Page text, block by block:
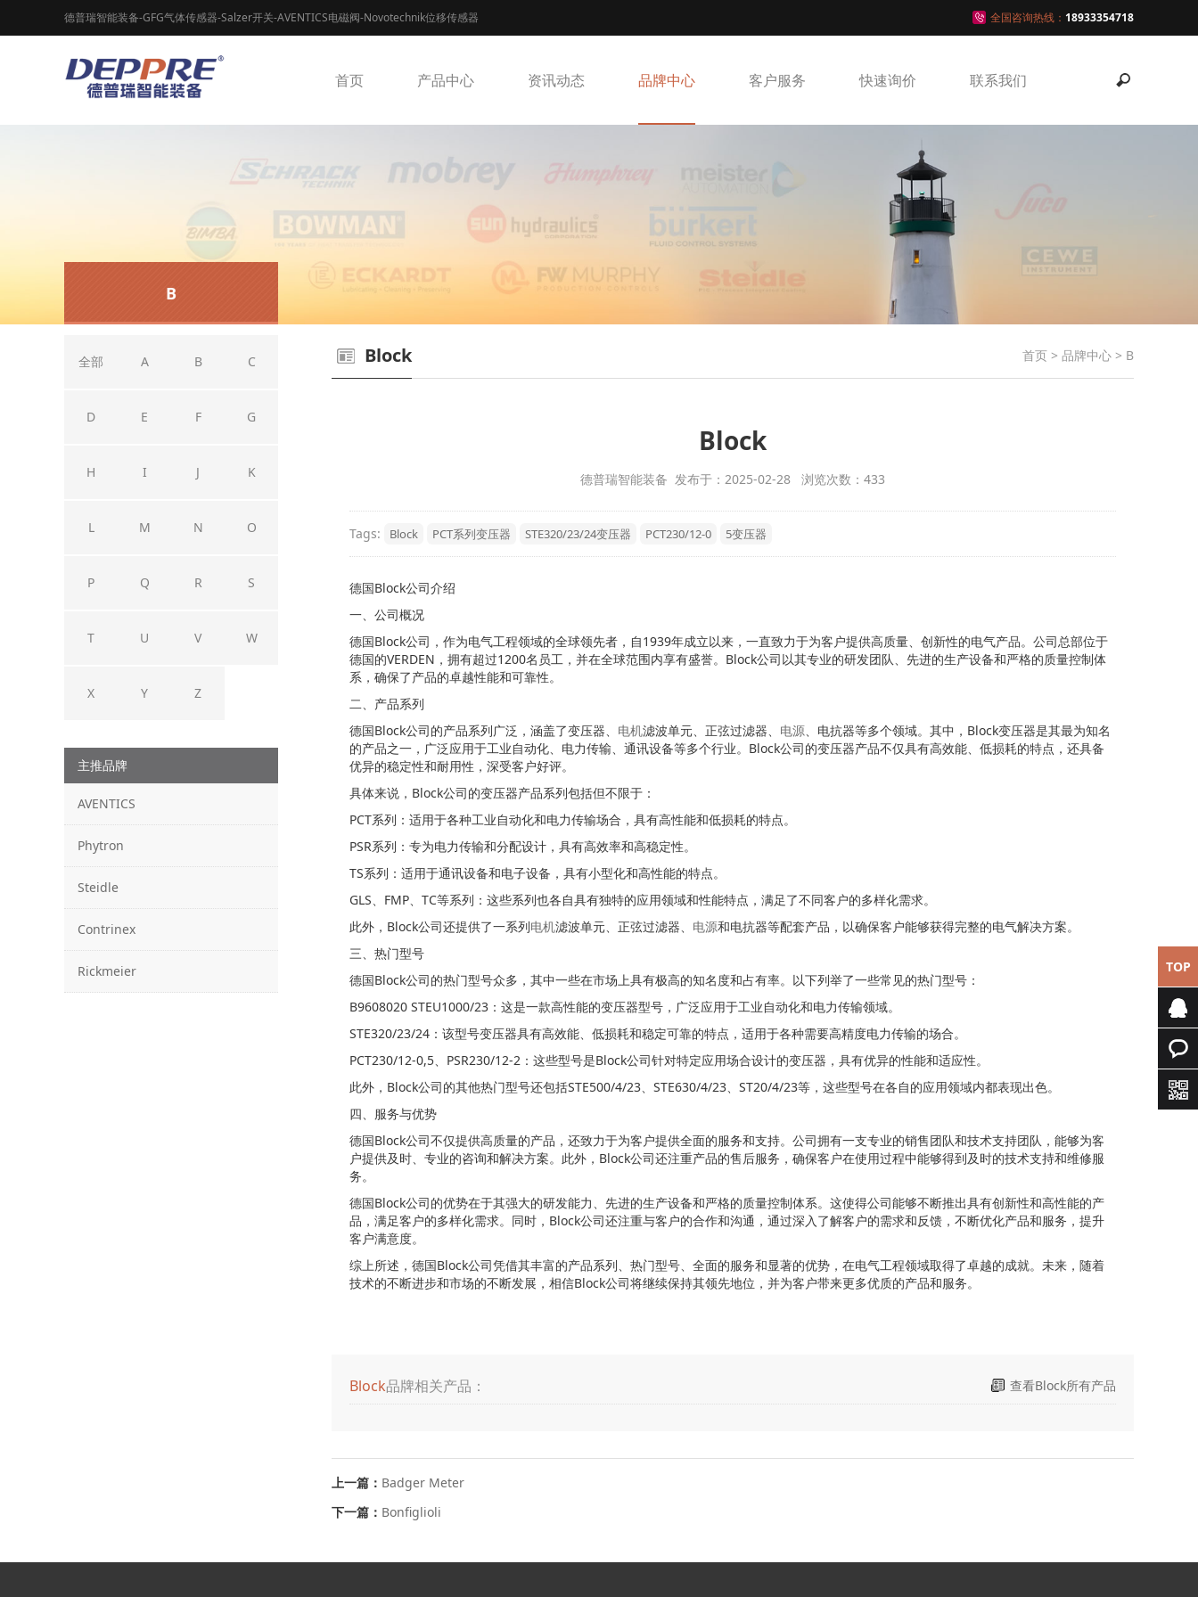
德普瑞智能装备-GFG气体传感器-Salzer开关-AVENTICS电磁阀-Novotechnik位移传感器 全国咨询热线： 18933354718
首页 产品中心 资讯动态 品牌中心 客户服务 快速询价 联系我们
B
全部 A B C
D E F G
H I J K
L M N O
P Q R S
T U V W
X Y Z
主推品牌
AVENTICS
Phytron
Steidle
Contrinex
Rickmeier
Block 首页 > 品牌中心 > B
Block
德普瑞智能装备 发布于：2025-02-28 浏览次数：433
Tags: Block PCT系列变压器 STE320/23/24变压器 PCT230/12-0 5变压器
德国Block公司介绍
一、公司概况
德国Block公司，作为电气工程领域的全球领先者，自1939年成立以来，一直致力于为客户提供高质量、创新性的电气产品。公司总部位于
德国的VERDEN，拥有超过1200名员工，并在全球范围内享有盛誉。Block公司以其专业的研发团队、先进的生产设备和严格的质量控制体
系，确保了产品的卓越性能和可靠性。
二、产品系列
德国Block公司的产品系列广泛，涵盖了变压器、 电机滤波单元、正弦过滤器、 电源、电抗器等多个领域。其中，Block变压器是其最为知名
的产品之一，广泛应用于工业自动化、电力传输、通讯设备等多个行业。Block公司的变压器产品不仅具有高效能、低损耗的特点，还具备
优异的稳定性和耐用性，深受客户好评。
具体来说，Block公司的变压器产品系列包括但不限于：
PCT系列：适用于各种工业自动化和电力传输场合，具有高性能和低损耗的特点。
PSR系列：专为电力传输和分配设计，具有高效率和高稳定性。
TS系列：适用于通讯设备和电子设备，具有小型化和高性能的特点。
GLS、FMP、TC等系列：这些系列也各自具有独特的应用领域和性能特点，满足了不同客户的多样化需求。
此外，Block公司还提供了一系列电机滤波单元、正弦过滤器、 电源和电抗器等配套产品，以确保客户能够获得完整的电气解决方案。
三、热门型号
德国Block公司的热门型号众多，其中一些在市场上具有极高的知名度和占有率。以下列举了一些常见的热门型号：
B9608020 STEU1000/23：这是一款高性能的变压器型号，广泛应用于工业自动化和电力传输领域。
STE320/23/24：该型号变压器具有高效能、低损耗和稳定可靠的特点，适用于各种需要高精度电力传输的场合。
PCT230/12-0,5、PSR230/12-2：这些型号是Block公司针对特定应用场合设计的变压器，具有优异的性能和适应性。
此外，Block公司的其他热门型号还包括STE500/4/23、STE630/4/23、ST20/4/23等，这些型号在各自的应用领域内都表现出色。
四、服务与优势
德国Block公司不仅提供高质量的产品，还致力于为客户提供全面的服务和支持。公司拥有一支专业的销售团队和技术支持团队，能够为客
户提供及时、专业的咨询和解决方案。此外，Block公司还注重产品的售后服务，确保客户在使用过程中能够得到及时的技术支持和维修服
务。
德国Block公司的优势在于其强大的研发能力、先进的生产设备和严格的质量控制体系。这使得公司能够不断推出具有创新性和高性能的产
品，满足客户的多样化需求。同时，Block公司还注重与客户的合作和沟通，通过深入了解客户的需求和反馈，不断优化产品和服务，提升
客户满意度。
综上所述，德国Block公司凭借其丰富的产品系列、热门型号、全面的服务和显著的优势，在电气工程领域取得了卓越的成就。未来，随着
技术的不断进步和市场的不断发展，相信Block公司将继续保持其领先地位，并为客户带来更多优质的产品和服务。
Block品牌相关产品： 查看Block所有产品
上一篇： Badger Meter
下一篇： Bonfiglioli
TOP
专属客
服
快速询